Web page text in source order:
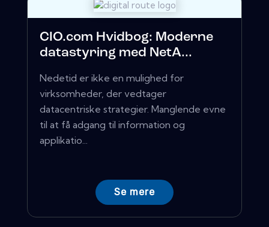
CIO.com Hvidbog: Moderne
datastyring med NetA...
Nedetid er ikke en mulighed for
virksomheder, der vedtager
datacentriske strategier. Manglende evne
til at få adgang til information og
applikatio...
Se mere